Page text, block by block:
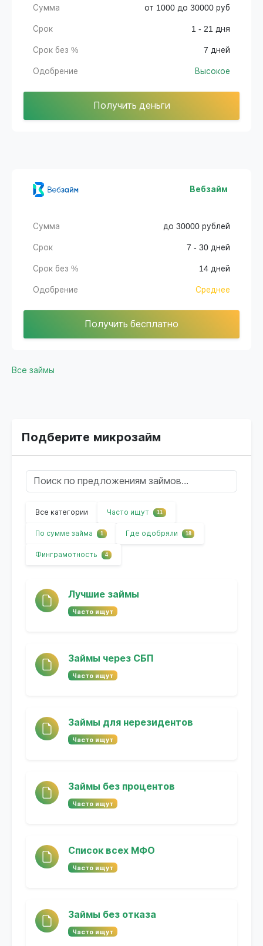
Сумма от 1000 до 30000 руб
Срок 1 - 21 дня
Срок без % 7 дней
Одобрение Высокое
Получить деньги
Вебзайм
Сумма до 30000 рублей
Срок 7 - 30 дней
Срок без % 14 дней
Одобрение Среднее
Получить бесплатно
Все займы
Подберите микрозайм
Все категории Часто ищут 11
По сумме займа 1 Где одобряли 18
Финграмотность 4
Лучшие займы
Часто ищут
Займы через СБП
Часто ищут
Займы для нерезидентов
Часто ищут
Займы без процентов
Часто ищут
Список всех МФО
Часто ищут
Займы без отказа
Часто ищут